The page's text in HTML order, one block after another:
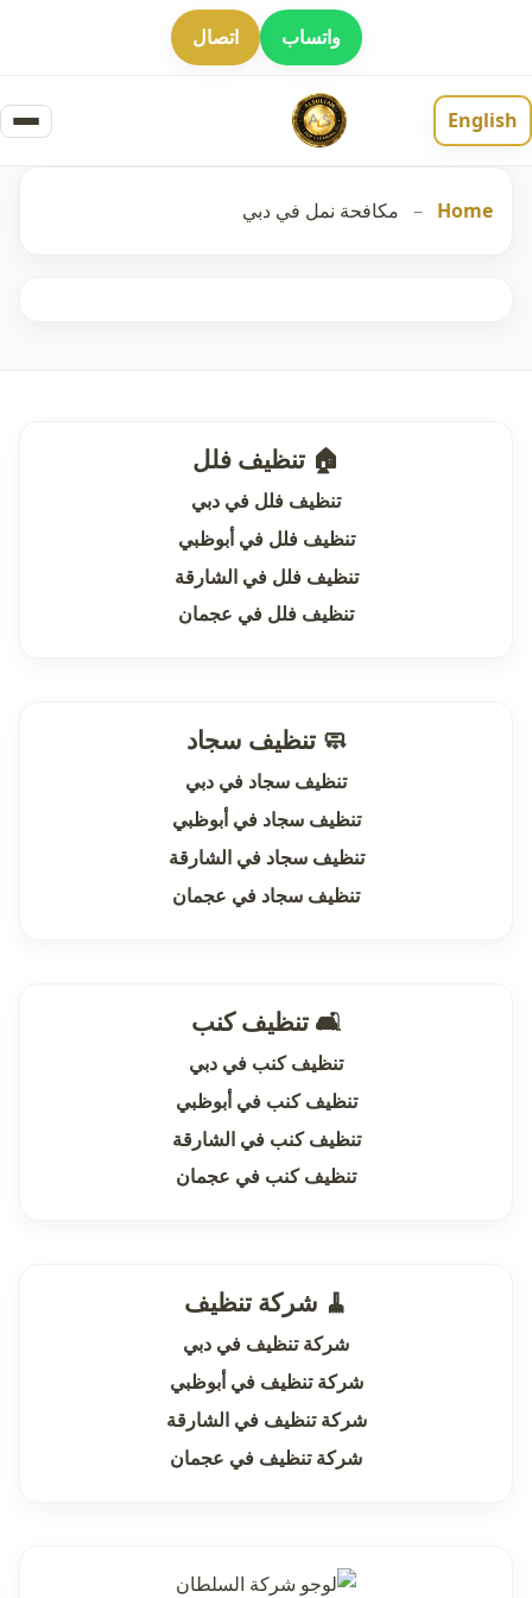
واتساب اتصال
English
Home
– مكافحة نمل في دبي
🏠 تنظيف فلل
تنظيف فلل في دبي
تنظيف فلل في أبوظبي
تنظيف فلل في الشارقة
تنظيف فلل في عجمان
🧼 تنظيف سجاد
تنظيف سجاد في دبي
تنظيف سجاد في أبوظبي
تنظيف سجاد في الشارقة
تنظيف سجاد في عجمان
🛋 تنظيف كنب
تنظيف كنب في دبي
تنظيف كنب في أبوظبي
تنظيف كنب في الشارقة
تنظيف كنب في عجمان
🧹 شركة تنظيف
شركة تنظيف في دبي
شركة تنظيف في أبوظبي
شركة تنظيف في الشارقة
شركة تنظيف في عجمان